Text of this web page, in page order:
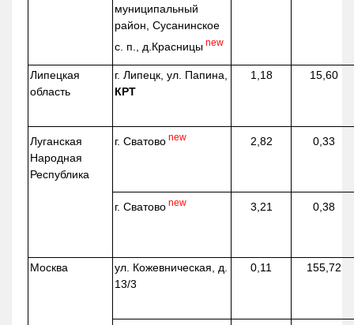
муниципальный
район, Сусанинское
с. п., д.Красницы new
Липецкая
область
г. Липецк, ул. Папина,
КРТ
1,18 15,60
Луганская
Народная
Республика
г. Сватово new 2,82 0,33
г. Сватово new 3,21 0,38
Москва ул. Кожевническая, д.
13/3
0,11 155,72